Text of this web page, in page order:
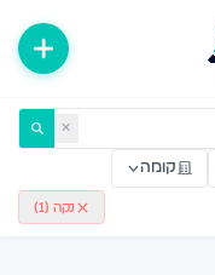
היחיד ✕
קומה
נקה ( 1
)